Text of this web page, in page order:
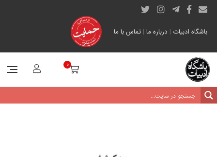
باشگاه ادبیات | درباره ما | تماس با ما
0